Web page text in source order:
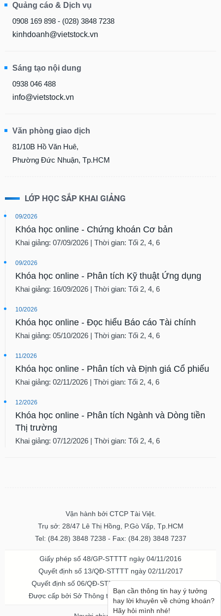
Quảng cáo & Dịch vụ
0908 169 898 - (028) 3848 7238
kinhdoanh@vietstock.vn
Sáng tạo nội dung
0938 046 488
info@vietstock.vn
Văn phòng giao dịch
81/10B Hồ Văn Huê,
Phường Đức Nhuận, Tp.HCM
LỚP HỌC SẮP KHAI GIẢNG
09/2026
Khóa học online - Chứng khoán Cơ bản
Khai giảng: 07/09/2026 | Thời gian: Tối 2, 4, 6
09/2026
Khóa học online - Phân tích Kỹ thuật Ứng dụng
Khai giảng: 16/09/2026 | Thời gian: Tối 2, 4, 6
10/2026
Khóa học online - Đọc hiểu Báo cáo Tài chính
Khai giảng: 05/10/2026 | Thời gian: Tối 2, 4, 6
11/2026
Khóa học online - Phân tích và Định giá Cổ phiếu
Khai giảng: 02/11/2026 | Thời gian: Tối 2, 4, 6
12/2026
Khóa học online - Phân tích Ngành và Dòng tiền
Thị trường
Khai giảng: 07/12/2026 | Thời gian: Tối 2, 4, 6
Vận hành bởi CTCP Tài Việt.
Trụ sở: 28/47 Lê Thị Hồng, P.Gò Vấp, Tp.HCM
Tel: (84.28) 3848 7238 - Fax: (84.28) 3848 7237
Giấy phép số 48/GP-STTTT ngày 04/11/2016
Quyết định số 13/QĐ-STTTT ngày 02/11/2017
Quyết định số 06/QĐ-STTTT-ICP ngày 20/07/2023
Được cấp bởi Sở Thông tin và Truyền thông TPHCM
Bạn cần thông tin hay ý tưởng
hay lời khuyên về chứng khoán?
Hãy hỏi mình nhé!